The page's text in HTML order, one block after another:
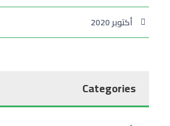
أكتوبر 2020
Categories